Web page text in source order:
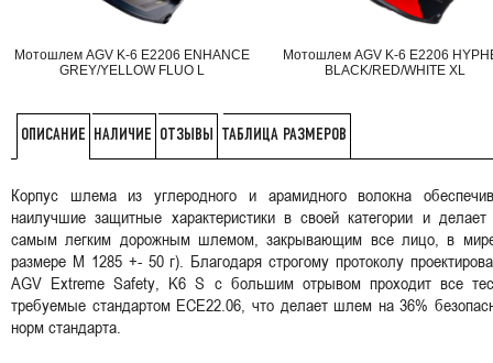
Мотошлем AGV K-6 E2206 ENHANCE
GREY/YELLOW FLUO L
Мотошлем AGV K-6 E2206
BLACK/RED/WHITE XL
ОПИСАНИЕ НАЛИЧИЕ ОТЗЫВЫ ТАБЛИЦА РАЗМЕРОВ
Корпус шлема из углеродного и арамидного волокна
наилучшие защитные характеристики в своей категории и делает
самым легким дорожным шлемом, закрывающим все лицо, в
размере M 1285 +- 50 г). Благодаря строгому протоколу
AGV Extreme Safety, K6 S с большим отрывом проходит все
требуемые стандартом ECE22.06, что делает шлем на 36%
норм стандарта.